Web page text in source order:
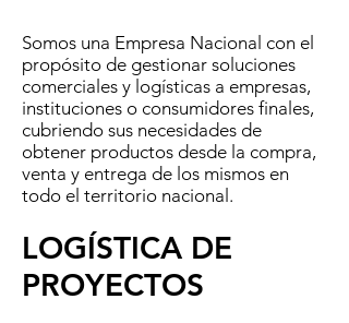
Somos una Empresa Nacional con el
propósito de gestionar soluciones
comerciales y logísticas a empresas,
instituciones o consumidores finales,
cubriendo sus necesidades de
obtener productos desde la compra,
venta y entrega de los mismos en
todo el territorio nacional.
LOGÍSTICA DE
PROYECTOS